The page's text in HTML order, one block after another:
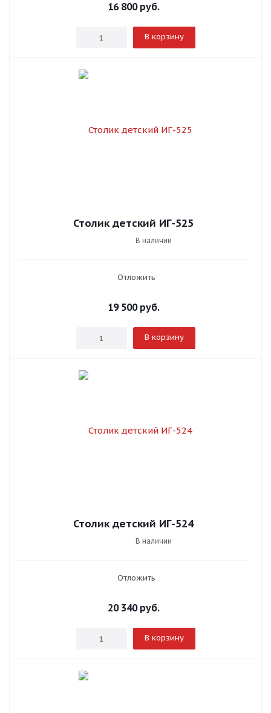
16 800руб.
В корзину
Столик детский ИГ-525
В наличии
Отложить
19 500руб.
В корзину
Столик детский ИГ-524
В наличии
Отложить
20 340руб.
В корзину